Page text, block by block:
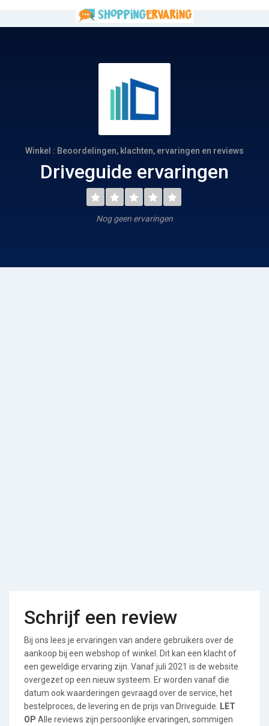
Winkel : Beoordelingen, klachten, ervaringen en reviews
Driveguide ervaringen
Nog geen ervaringen
Schrijf een review
Bij ons lees je ervaringen van andere gebruikers over de
aankoop bij een webshop of winkel. Dit kan een klacht of
een geweldige ervaring zijn. Vanaf juli 2021 is de website
overgezet op een nieuw systeem. Er worden vanaf die
datum ook waarderingen gevraagd over de service, het
bestelproces, de levering en de prijs van Driveguide.
LET
OP Alle reviews zijn persoonlijke ervaringen, sommigen